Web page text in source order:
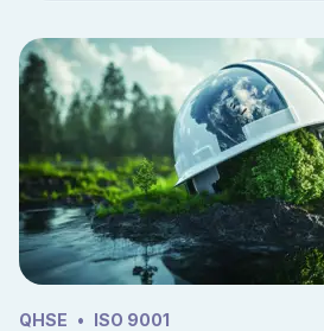
Solutions
Industry
Iso
QHSE • ISO 9001